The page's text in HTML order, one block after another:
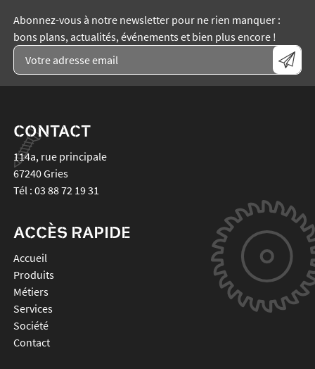
Abonnez-vous à notre newsletter pour ne rien manquer :
bons plans, actualités, événements et bien plus encore !
CONTACT
114a, rue principale
67240Gries
Tél : 03 88 72 19 31
ACCÈS RAPIDE
Accueil
Produits
Métiers
Services
Société
Contact